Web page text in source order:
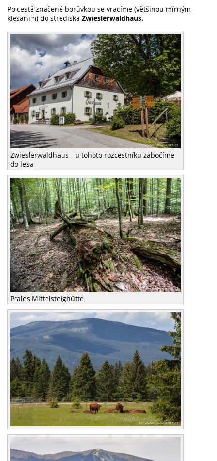
Po cestě značené borůvkou se vracíme (většinou mírným
klesáním) do střediska Zwieslerwaldhaus.
Zwieslerwaldhaus - u tohoto rozcestníku zabočíme
do lesa
Prales Mittelsteighütte